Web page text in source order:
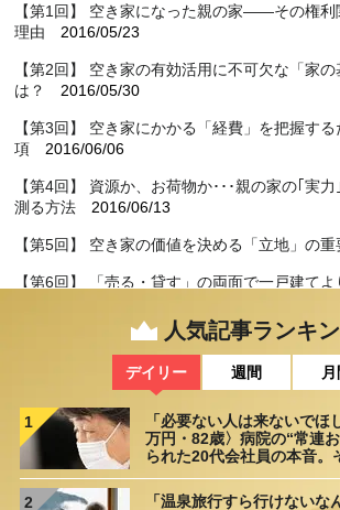
【第1回】 空き家になった親の家――その権利
理由 2016/05/23
【第2回】 空き家の有効活用に不可欠な「家
は？
2016/05/30
【第3回】 空き家にかかる「経費」を把握す
項 2016/06/06
【第4回】 資源か、お荷物か･･･親の家の｢実
測る方法 2016/06/13
【第5回】 空き家の価値を決める「立地」の重
【第6回】 「売る・貸す」の両面で一戸建て
【第7回】 「広い家」が不動産の売買市場から
【第8回】 住宅・不動産サイトから親の家の「
法2016/07/11
【第9回】 親の空き家の売却——売り出し価格
2016/07/18
人気記事ランキ
デイリー 週間 月
1
「必要ない人は来ないで
万円・82歳〉病院の“常連
られた20代会社員の本音。
2
「温泉旅行すら行けない